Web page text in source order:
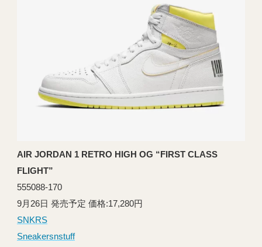
AIR JORDAN 1 RETRO HIGH OG “FIRST CLASS
FLIGHT”
555088-170
9月26日 発売予定 価格:17,280円
SNKRS
Sneakersnstuff